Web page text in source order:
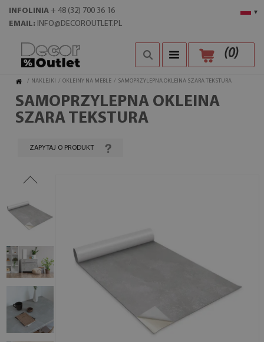
▾
INFOLINIA + 48 (32) 700 36 16
EMAIL: INFO@DECOROUTLET.PL
(0)
/ NAKLEJKI / OKLEINY NA MEBLE / SAMOPRZYLEPNA OKLEINA SZARA TEKSTURA
SAMOPRZYLEPNA OKLEINA
SZARA TEKSTURA
ZAPYTAJ O PRODUKT